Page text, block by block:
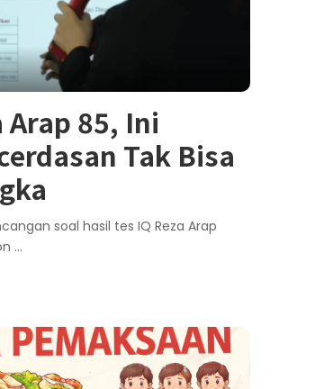
Arap 85, Ini
Tak Bisa
soal hasil tes IQ Reza Arap
...